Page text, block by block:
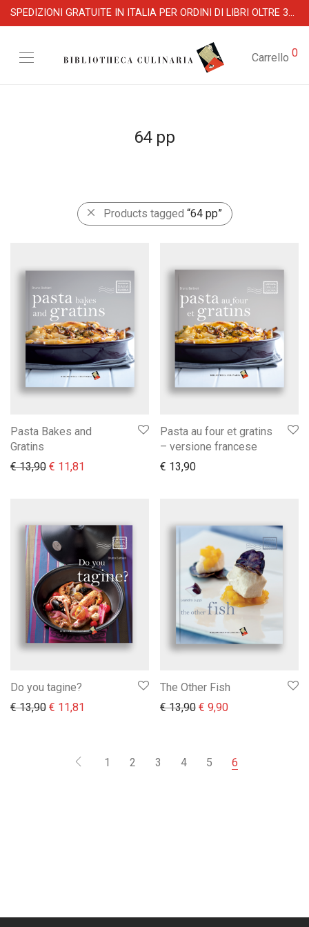
SPEDIZIONI GRATUITE IN ITALIA PER ORDINI DI LIBRI OLTRE 39 €
Carrello 0
64 pp
Products tagged “64 pp”
Pasta Bakes and
Gratins
€13,90 Il prezzo originale era: € 13,90.
€ 11,81 Il prezzo attuale è: € 11,81.
Pasta au four et gratins
– versione francese
€ 13,90
Do you tagine?
€13,90 Il prezzo originale era: € 13,90.
€ 11,81 Il prezzo attuale è: € 11,81.
The Other Fish
€13,90 Il prezzo originale era:
€ 9,90Il prezzo attuale
1 2 3 4 5 6